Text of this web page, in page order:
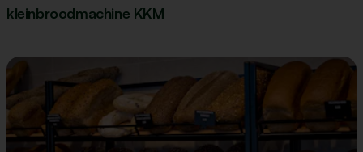
kleinbroodmachine KKM